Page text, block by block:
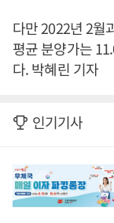
다만 2022년 2월
평균 분양가는
다. 박혜린 기자
인기기사